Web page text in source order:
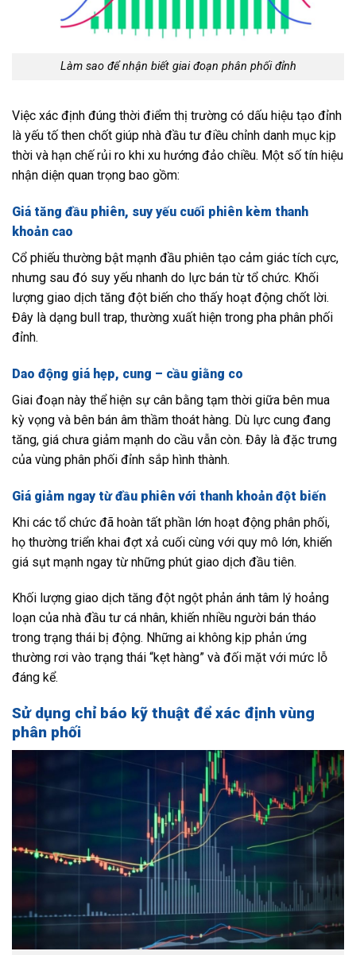
Làm sao để nhận biết giai đoạn phân phối đỉnh
Việc xác định đúng thời điểm thị trường có dấu hiệu tạo đỉnh
là yếu tố then chốt giúp nhà đầu tư điều chỉnh danh mục kịp
thời và hạn chế rủi ro khi xu hướng đảo chiều. Một số tín hiệu
nhận diện quan trọng bao gồm:
Giá tăng đầu phiên, suy yếu cuối phiên kèm thanh
khoản cao
Cổ phiếu thường bật mạnh đầu phiên tạo cảm giác tích cực,
nhưng sau đó suy yếu nhanh do lực bán từ tổ chức. Khối
lượng giao dịch tăng đột biến cho thấy hoạt động chốt lời.
Đây là dạng bull trap, thường xuất hiện trong pha phân phối
đỉnh.
Dao động giá hẹp, cung – cầu giằng co
Giai đoạn này thể hiện sự cân bằng tạm thời giữa bên mua
kỳ vọng và bên bán âm thầm thoát hàng. Dù lực cung đang
tăng, giá chưa giảm mạnh do cầu vẫn còn. Đây là đặc trưng
của vùng phân phối đỉnh sắp hình thành.
Giá giảm ngay từ đầu phiên với thanh khoản đột biến
Khi các tổ chức đã hoàn tất phần lớn hoạt động phân phối,
họ thường triển khai đợt xả cuối cùng với quy mô lớn, khiến
giá sụt mạnh ngay từ những phút giao dịch đầu tiên.
Khối lượng giao dịch tăng đột ngột phản ánh tâm lý hoảng
loạn của nhà đầu tư cá nhân, khiến nhiều người bán tháo
trong trạng thái bị động. Những ai không kịp phản ứng
thường rơi vào trạng thái “kẹt hàng” và đối mặt với mức lỗ
đáng kể.
Sử dụng chỉ báo kỹ thuật để xác định vùng
phân phối